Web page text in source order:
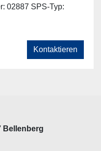
02887 SPS-Typ:
Kontaktieren
Bellenberg